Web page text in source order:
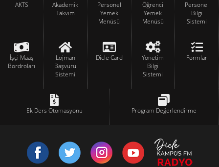
AKTS
Akademik
Takvim
Personel
Yemek
Menüsü
Öğrenci
Yemek
Menüsü
Personel
Bilgi
Sistemi
İşçi Maaş
Bordroları
Lojman
Başvuru
Sistemi
Dicle Card
Yönetim
Bilgi
Sistemi
Formlar
Ek Ders Otomasyonu Program Değerlendirme